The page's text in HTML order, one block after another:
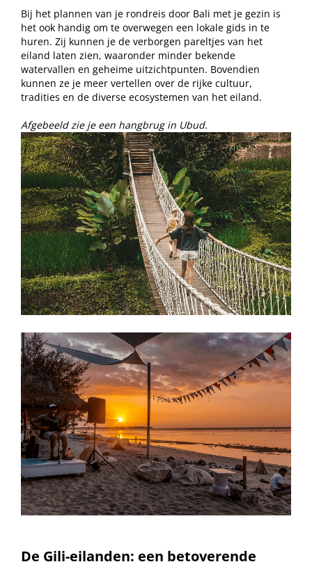
Bij het plannen van je rondreis door Bali met je gezin is
het ook handig om te overwegen een lokale gids in te
huren. Zij kunnen je de verborgen pareltjes van het
eiland laten zien, waaronder minder bekende
watervallen en geheime uitzichtpunten. Bovendien
kunnen ze je meer vertellen over de rijke cultuur,
tradities en de diverse ecosystemen van het eiland.
Afgebeeld zie je een hangbrug in Ubud.
De Gili-eilanden: een betoverende